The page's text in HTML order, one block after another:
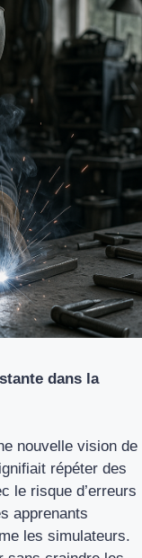
dans la
nouvelle vision de
répéter des
le risque d’erreurs
apprenants
les simulateurs.